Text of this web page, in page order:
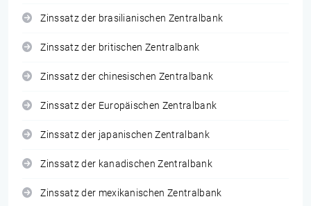
Zinssatz der brasilianischen Zentralbank
Zinssatz der britischen Zentralbank
Zinssatz der chinesischen Zentralbank
Zinssatz der Europäischen Zentralbank
Zinssatz der japanischen Zentralbank
Zinssatz der kanadischen Zentralbank
Zinssatz der mexikanischen Zentralbank